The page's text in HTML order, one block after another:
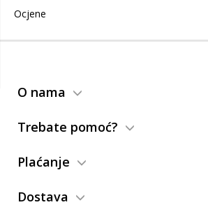
Ocjene
O nama
Trebate pomoć?
Plaćanje
Dostava